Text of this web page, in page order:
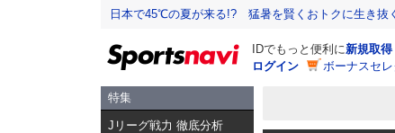
日本で45℃の夏が来る!? 猛暑を賢くおトクに生き抜
IDでもっと便利に新規取得
ログイン
ボーナスセ
特集
Jリーグ戦力 徹底分析